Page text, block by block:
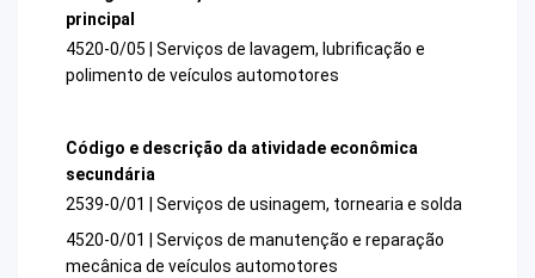
principal
4520-0/05 | Serviços de lavagem, lubrificação e
polimento de veículos automotores
Código e descrição da atividade econômica
secundária
2539-0/01 | Serviços de usinagem, tornearia e solda
4520-0/01 | Serviços de manutenção e reparação
mecânica de veículos automotores